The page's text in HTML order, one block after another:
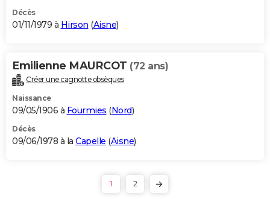
Décès
01/11/1979 à Hirson (Aisne)
Emilienne MAURCOT (72 ans)
Créer une cagnotte obsèques
Naissance
09/05/1906 à Fourmies (Nord)
Décès
09/06/1978 à la Capelle (Aisne)
1 2